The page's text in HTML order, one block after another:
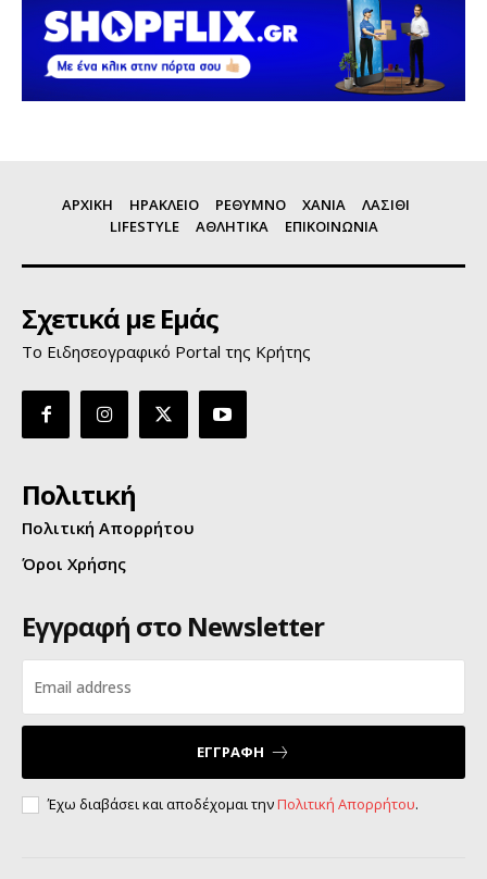
ΑΡΧΙΚΗ ΗΡΑΚΛΕΙΟ ΡΕΘΥΜΝΟ ΧΑΝΙΑ
ΛΑΣΙΘΙ
LIFESTYLE
ΑΘΛΗΤΙΚΑ ΕΠΙΚΟΙΝΩΝΙΑ
Σχετικά με Εμάς
Το Ειδησεογραφικό Portal της Κρήτης
Πολιτική
Πολιτική Απορρήτου
Όροι Χρήσης
Εγγραφή στο Newsletter
ΕΓΓΡΑΦΗ
Έχω διαβάσει και αποδέχομαι τηνΠολιτική Απορρήτου.